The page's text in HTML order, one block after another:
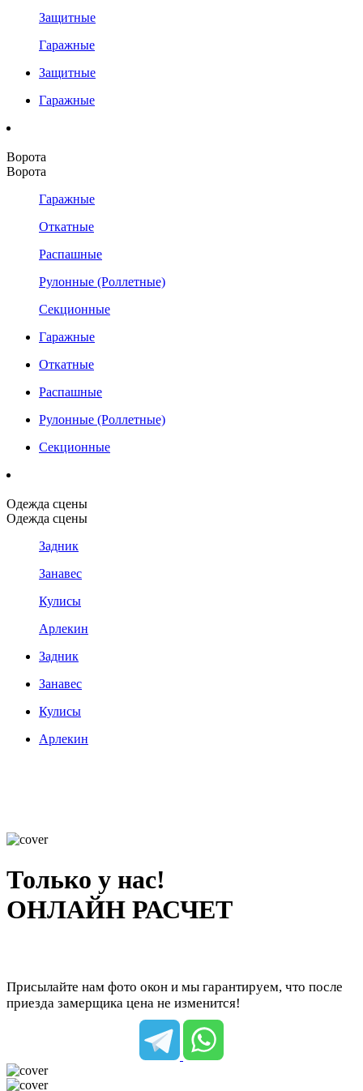
Защитные
Гаражные
Защитные
Гаражные
Ворота
Ворота
Гаражные
Откатные
Распашные
Рулонные (Роллетные)
Секционные
Гаражные
Откатные
Распашные
Рулонные (Роллетные)
Секционные
Одежда сцены
Одежда сцены
Задник
Занавес
Кулисы
Арлекин
Задник
Занавес
Кулисы
Арлекин
Только у нас!
ОНЛАЙН РАСЧЕТ
Присылайте нам фото окон и мы гарантируем, что после
приезда замерщика цена не изменится!